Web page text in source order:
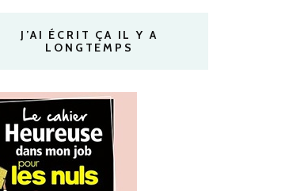
J’AI ÉCRIT ÇA IL Y A
LONGTEMPS